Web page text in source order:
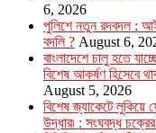
6, 2026
পুলিশে নতুন রদবদল :
বদলি ? August 6,
​​বাংলাদেশে চালু হতে
বিশেষ আকর্ষণ হিসেবে
August 5, 2026
বিশেষ জ্যাকেটে লুকিয়ে
উদ্ধার৷ : সংঘবদ্ধ